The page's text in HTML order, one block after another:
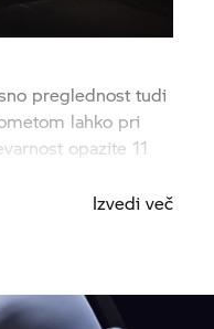
preglednost tudi
lahko pri
opazite 11
Izvedi več